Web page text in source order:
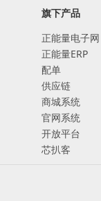
旗下产品
正能量电子网
正能量ERP
配单
供应链
商城系统
官网系统
开放平台
芯扒客